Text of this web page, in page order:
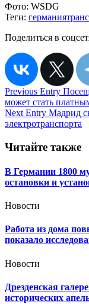
Фото: WSDG
Теги: германия
Поделиться в
Навигация
по
записям
Previous Entry
может стать
Next Entry Мадрид
электротранспорта
Читайте также
В Германии 1800
остановки и
Новости
Работа из дома
показало
Новости
Дрезденская
исторических